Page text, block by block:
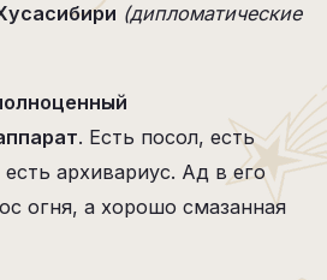
(дипломатические
. Есть посол, есть
архивариус. Ад в его
огня, а хорошо смазанная